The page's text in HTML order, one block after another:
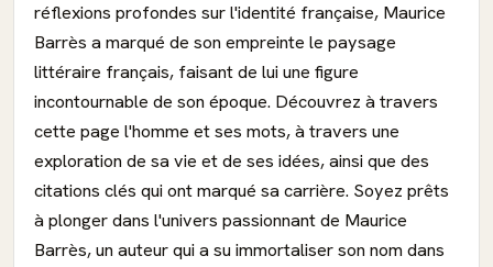
réflexions profondes sur l'identité française, Maurice
Barrès a marqué de son empreinte le paysage
littéraire français, faisant de lui une figure
incontournable de son époque. Découvrez à travers
cette page l'homme et ses mots, à travers une
exploration de sa vie et de ses idées, ainsi que des
citations clés qui ont marqué sa carrière. Soyez prêts
à plonger dans l'univers passionnant de Maurice
Barrès, un auteur qui a su immortaliser son nom dans